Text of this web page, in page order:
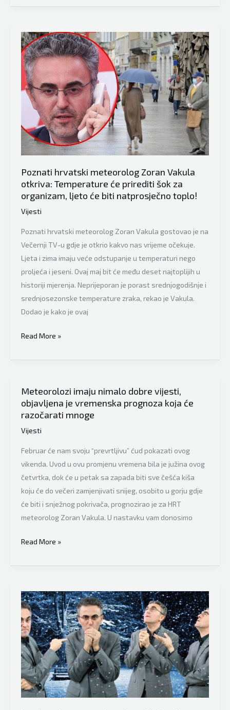
meteorolog
Vakula
o
nevremenu
regionu
otkriva:
već
danima
imamo
prezagrijanu
podlogu…
Poznati hrvatski meteorolog Zoran Vakula
otkriva: Temperature će prirediti šok za
organizam, ljeto će biti natprosječno toplo!
Vijesti
Poznati hrvatski meteorolog Zoran Vakula gostovao je na
Večernji TV-u gdje je otkrio kakvo nas vrijeme očekuje.
Ljeta i zima imaju veće odstupanje u temperaturi nego
proljeća i jeseni. Ovaj maj bit će među deset najtoplijih u
historiji mjerenja. Neprijeporan je porast srednjogodišnje i
srednjosezonske temperature zraka, rekao je Vakula.
Dodao je kako je ovaj
Poznati
meteorolog
Vakula
otkriva:
Temperature
će
šok
za
organizam,
ljeto
će
biti
Read More »
Meteorolozi imaju nimalo dobre vijesti,
objavljena je vremenska prognoza koja će
razočarati mnoge
Vijesti
Februar će nam svoju “prevrtljivu” ćud pokazati ovog
vikenda. Uvod u ovu promjenu vremena bila je južina ovog
četvrtka, dok će u petak sa zapada biti sve češća kiša
koju će do večeri zamjenjivati snijeg, osobito u gorju gdje
će biti i snježnog pokrivača, prognozirao je za HRT
meteorolog Zoran Vakula. U nastavku vam donosimo
Meteorolozi
nimalo
vijesti,
objavljena
je
vremenska
prognoza
koja
će
razočarati
Read More »